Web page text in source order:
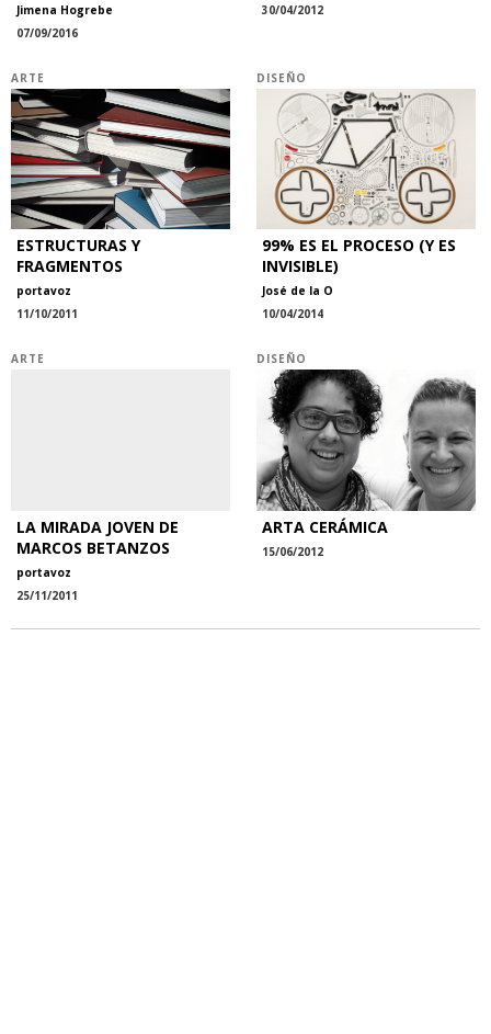
Jimena Hogrebe
07/09/2016
30/04/2012
ARTE
ESTRUCTURAS Y
FRAGMENTOS
portavoz
11/10/2011
DISEÑO
99% ES EL PROCESO (Y ES
INVISIBLE)
José de la O
10/04/2014
ARTE
LA MIRADA JOVEN DE
MARCOS BETANZOS
portavoz
25/11/2011
DISEÑO
ARTA CERÁMICA
15/06/2012